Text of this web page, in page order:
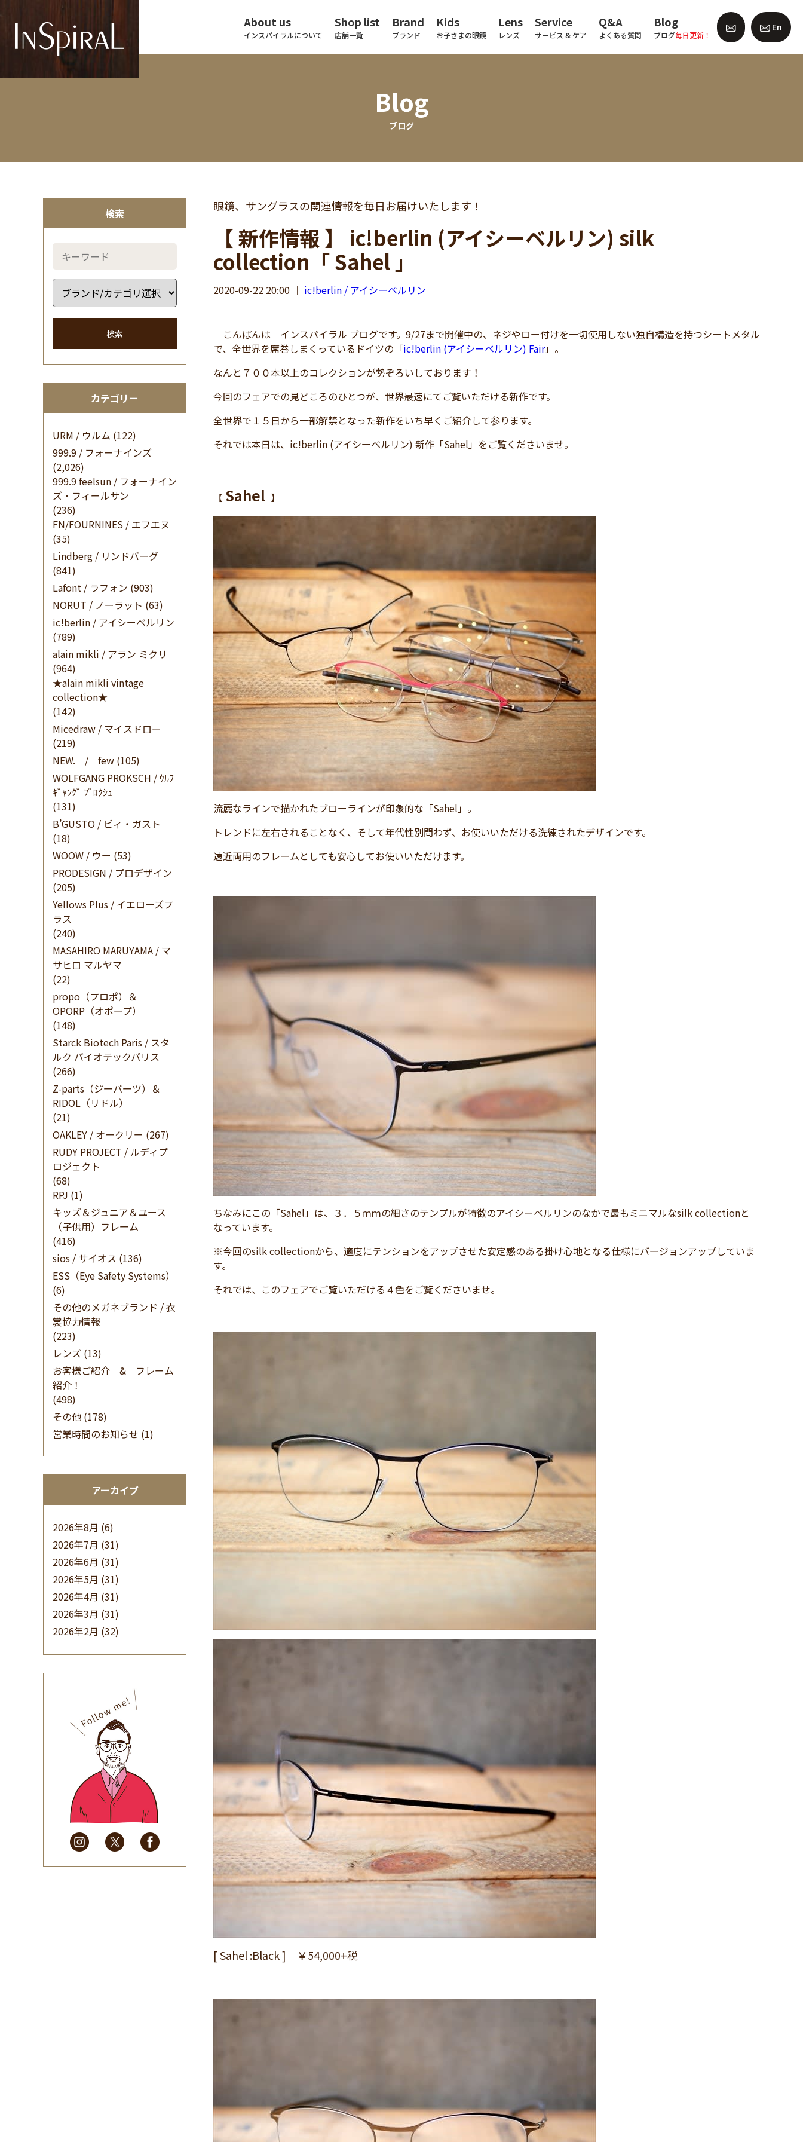
About us
インスパイラルについて
Shop list
店舗一覧
Brand
ブランド
Kids
お子さまの眼鏡
Lens
レンズ
Service
サービス & ケア
Q&A
よくある質問
Blog
ブログ毎日更新！
En
Blog
ブログ
検索
検索
カテゴリー
URM / ウルム (122)
999.9 / フォーナインズ
(2,026)
999.9 feelsun / フォーナイン
ズ・フィールサン
(236)
FN/FOURNINES / エフエヌ
(35)
Lindberg / リンドバーグ
(841)
Lafont / ラフォン (903)
NORUT / ノーラット (63)
ic!berlin / アイシーベルリン
(789)
alain mikli / アラン ミクリ
(964)
★alain mikli vintage
collection★
(142)
Micedraw / マイスドロー
(219)
NEW. / few (105)
WOLFGANG PROKSCH / ｳﾙﾌ
ｷﾞｬﾝｸﾞ ﾌﾟﾛｸｼｭ
(131)
B’GUSTO / ビィ・ガスト
(18)
WOOW / ウー (53)
PRODESIGN / プロデザイン
(205)
Yellows Plus / イエローズプ
ラス
(240)
MASAHIRO MARUYAMA / マ
サヒロ マルヤマ
(22)
propo（プロポ）＆
OPORP（オポープ）
(148)
Starck Biotech Paris / スタ
ルク バイオテックパリス
(266)
Z-parts（ジーパーツ）＆
RIDOL（リドル）
(21)
OAKLEY / オークリー (267)
RUDY PROJECT / ルディプ
ロジェクト
(68)
RPJ (1)
キッズ＆ジュニア＆ユース
（子供用）フレーム
(416)
sios / サイオス (136)
ESS（Eye Safety Systems）
(6)
その他のメガネブランド / 衣
裳協力情報
(223)
レンズ (13)
お客様ご紹介 & フレーム
紹介！
(498)
その他 (178)
営業時間のお知らせ (1)
アーカイブ
2026年8月 (6)
2026年7月 (31)
2026年6月 (31)
2026年5月 (31)
2026年4月 (31)
2026年3月 (31)
2026年2月 (32)
(32)
2025年9月(30)
2025年8月(31)
2025年7月(37)
2025年6月(48)
2025年5月
(41)
2025年4月
(32)
2025年3月(31)
2025年2月
(28)
2025年1月
(34)
眼鏡、サングラスの関連情報を毎日お届けいたします！
【 新作情報 】 ic!berlin (アイシーベルリン) silk
collection「 Sahel 」
2020-09-22 20:00 ｜ ic!berlin / アイシーベルリン
こんばんは インスパイラル ブログです。9/27まで開催中の、ネジやロー付けを一切使用しない独自構造を持つシートメタル
で、全世界を席巻しまくっているドイツの「ic!berlin (アイシーベルリン) Fair」。
なんと７００本以上のコレクションが勢ぞろいしております！
今回のフェアでの見どころのひとつが、世界最速にてご覧いただける新作です。
全世界で１５日から一部解禁となった新作をいち早くご紹介して参ります。
それでは本日は、ic!berlin (アイシーベルリン) 新作「Sahel」をご覧くださいませ。
【 Sahel 】
流麗なラインで描かれたブローラインが印象的な「Sahel」。
トレンドに左右されることなく、そして年代性別問わず、お使いいただける洗練されたデザインです。
遠近両用のフレームとしても安心してお使いいただけます。
ちなみにこの「Sahel」は、３．５ｍｍの細さのテンプルが特徴のアイシーベルリンのなかで最もミニマルなsilk collectionと
なっています。
※今回のsilk collectionから、適度にテンションをアップさせた安定感のある掛け心地となる仕様にバージョンアップしていま
す。
それでは、このフェアでご覧いただける４色をご覧くださいませ。
[ Sahel :Black ] ￥54,000+税